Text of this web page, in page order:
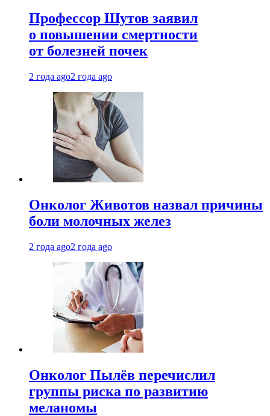
Профессор Шутов заявил
о повышении смертности
от болезней почек
2 года ago2 года ago
Онколог Животов назвал причины
боли молочных желез
2 года ago2 года ago
Онколог Пылёв перечислил
группы риска по развитию
меланомы